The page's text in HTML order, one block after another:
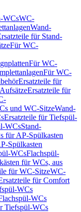
WCsWC-
Wand-
für Stand-
Für WC-
Für WC-
Für WC-
Ersatzteile für
Ersatzteile für
und WC-SitzeWand-
Ersatzteile für Tiefspül-
WCsStand-
für AP-Spülkasten
Spülkasten
WCsFlachspül-
für WCs, aus
für WC-SitzeWC-
für Comfort
WCs
WCs
Tiefspül-WCs